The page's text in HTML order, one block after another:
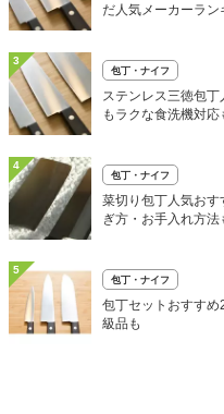
だ人気メーカーラン
3
包丁・ナイフ
ステンレス三徳包
もラクな食洗機対応
4
包丁・ナイフ
菜切り包丁人気お
ぎ方・お手入れ方法
5
包丁・ナイフ
包丁セットおすす
級品も